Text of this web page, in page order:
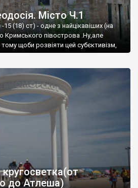
Місто Ч.1
(18) ст) - одне з найцікавіших (на
Кримського півострова .Ну,але
щоби розвіяти цей субєктивізм,
до Атлеша)